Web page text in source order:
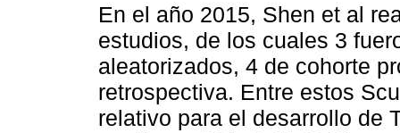
En el año 2015, Shen et al
estudios, de los cuales 3
aleatorizados, 4 de cohorte
retrospectiva. Entre estos
relativo para el desarrollo de